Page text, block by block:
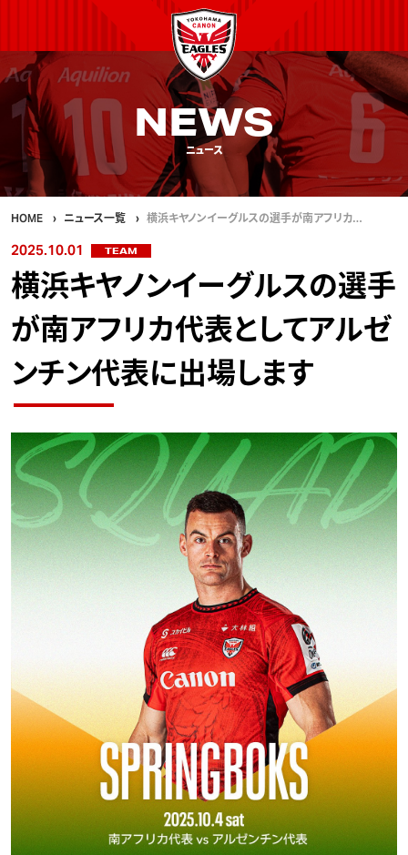
NEWS
ニュース
HOME ニュース一覧 横浜キヤノンイーグルスの選手が南アフリカ…
2025.10.01 TEAM
横浜キヤノンイーグルスの選手
が南アフリカ代表としてアルゼ
ンチン代表に出場します